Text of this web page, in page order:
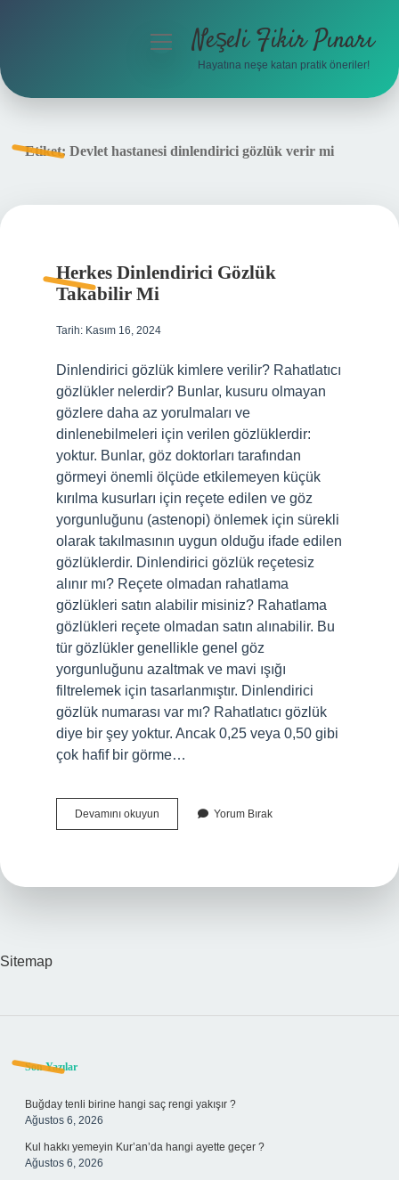
menüyüNeşeli Fikir Pınarı
Hayatına neşe katan pratik öneriler!
Etiket: Devlet hastanesi dinlendirici gözlük verir mi
Herkes Dinlendirici Gözlük
Takabilir Mi
Tarih: Kasım 16, 2024
Dinlendirici gözlük kimlere verilir? Rahatlatıcı
gözlükler nelerdir? Bunlar, kusuru olmayan
gözlere daha az yorulmaları ve
dinlenebilmeleri için verilen gözlüklerdir:
yoktur. Bunlar, göz doktorları tarafından
görmeyi önemli ölçüde etkilemeyen küçük
kırılma kusurları için reçete edilen ve göz
yorgunluğunu (astenopi) önlemek için sürekli
olarak takılmasının uygun olduğu ifade edilen
gözlüklerdir. Dinlendirici gözlük reçetesiz
alınır mı? Reçete olmadan rahatlama
gözlükleri satın alabilir misiniz? Rahatlama
gözlükleri reçete olmadan satın alınabilir. Bu
tür gözlükler genellikle genel göz
yorgunluğunu azaltmak ve mavi ışığı
filtrelemek için tasarlanmıştır. Dinlendirici
gözlük numarası var mı? Rahatlatıcı gözlük
diye bir şey yoktur. Ancak 0,25 veya 0,50 gibi
çok hafif bir görme…
Devamını okuyun
Dinlendirici
Yorum Bırak
Sitemap
Sidebar
Son Yazılar
Buğday tenli birine hangi saç rengi yakışır ?
Ağustos 6, 2026
Kul hakkı yemeyin Kur’an’da hangi ayette geçer ?
Ağustos 6, 2026